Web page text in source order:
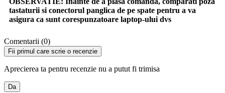
tastaturii si conectorul panglica de pe spate pentru a va
asigura ca sunt corespunzatoare laptop-ului dvs
Comentarii (0)
Fii primul care scrie o recenzie
Aprecierea ta pentru recenzie nu a putut fi trimisa
Da